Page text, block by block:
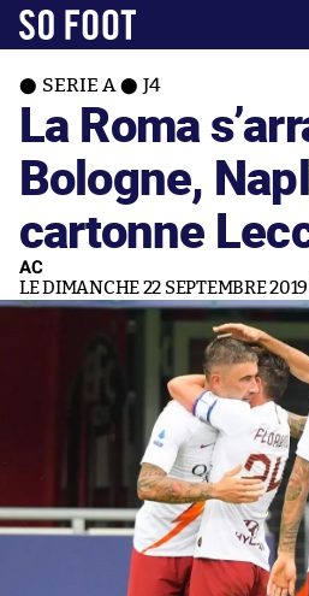
SERIE A J4
La Roma
Bologne,
cartonne
AC
LE DIMANCHE 22 SEPTEMBRE 2019